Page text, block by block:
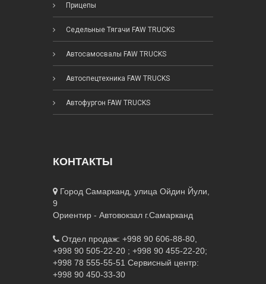
Прицепы
Седельные Тягачи FAW TRUCKS
Автосамосвалы FAW TRUCKS
Автоспецтехника FAW TRUCKS
Автофургон FAW TRUCKS
КОНТАКТЫ
Город Самарканд, улица Ойдин Йули,
9
Ориентир - Автовокзал г.Самарканд
Отдел продаж: +998 90 606-88-80,
+998 90 505-22-20 ; +998 90 455-22-20;
+998 78 555-55-51 Сервисный центр:
+998 90 450-33-30